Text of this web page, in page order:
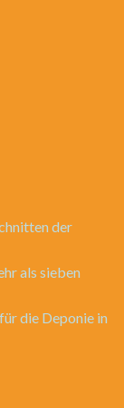
der
als sieben
die Deponie in